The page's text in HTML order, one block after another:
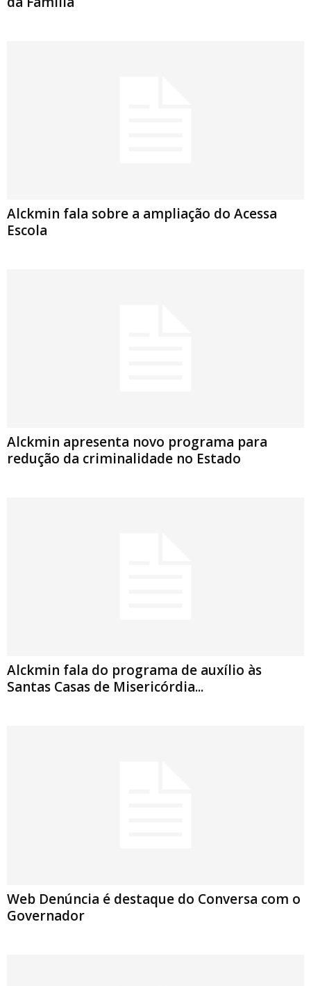
Alckmin fala sobre a ampliação do Acessa
Escola
Alckmin apresenta novo programa para
redução da criminalidade no Estado
Alckmin fala do programa de auxílio às
Santas Casas de Misericórdia...
Web Denúncia é destaque do Conversa com o
Governador